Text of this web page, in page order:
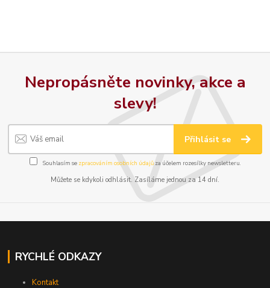
Nepropásněte novinky, akce a
slevy!
Přihlásit se
Souhlasím se zpracováním osobních údajůza účelem rozesílky newsletteru.
Můžete se kdykoli odhlásit. Zasíláme jednou za 14 dní.
RYCHLÉ ODKAZY
Kontakt